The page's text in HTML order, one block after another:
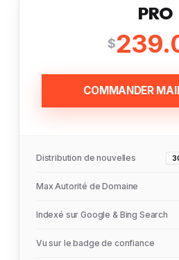
PRO
$
COMMANDER
Distribution de nouvelles
Max Autorité de Domaine
Indexé sur Google & Bing Search
Vu sur le badge de confiance